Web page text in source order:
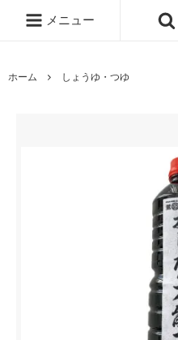
メニュー
ホーム しょうゆ・つゆ